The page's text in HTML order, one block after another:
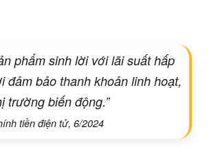
phẩm sinh lời với lãi suất hấp
bảo thanh khoản linh hoạt,
trường biến động.”
tiền điện tử, 6/2024